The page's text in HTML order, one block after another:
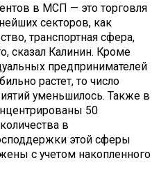
в МСП — это торговля
секторов, как
транспортная сфера,
сказал Калинин. Кроме
предпринимателей
растет, то число
уменьшилось. Также в
50
в
этой сферы
с учетом накопленного